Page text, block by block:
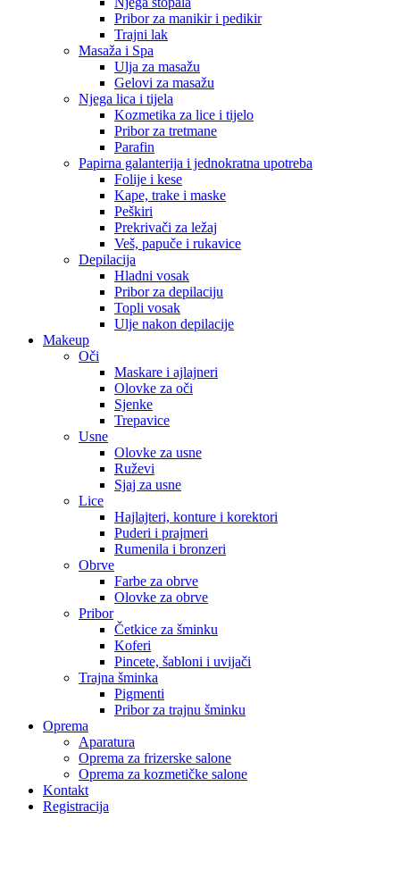
Pribor za manikir i pedikir
Trajni lak
Masaža i Spa
Ulja za masažu
Gelovi za masažu
Njega lica i tijela
Kozmetika za lice i tijelo
Pribor za tretmane
Parafin
Papirna galanterija i jednokratna upotreba
Folije i kese
Kape, trake i maske
Peškiri
Prekrivači za ležaj
Veš, papuče i rukavice
Depilacija
Hladni vosak
Pribor za depilaciju
Topli vosak
Ulje nakon depilacije
Makeup
Oči
Maskare i ajlajneri
Olovke za oči
Sjenke
Trepavice
Usne
Olovke za usne
Ruževi
Sjaj za usne
Lice
Hajlajteri, konture i korektori
Puderi i prajmeri
Rumenila i bronzeri
Obrve
Farbe za obrve
Olovke za obrve
Pribor
Četkice za šminku
Koferi
Pincete, šabloni i uvijači
Trajna šminka
Pigmenti
Pribor za trajnu šminku
Oprema
Aparatura
Oprema za frizerske salone
Oprema za kozmetičke salone
Kontakt
Registracija